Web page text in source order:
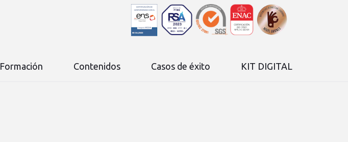
Formación Contenidos Casos de éxito KIT DIGITAL